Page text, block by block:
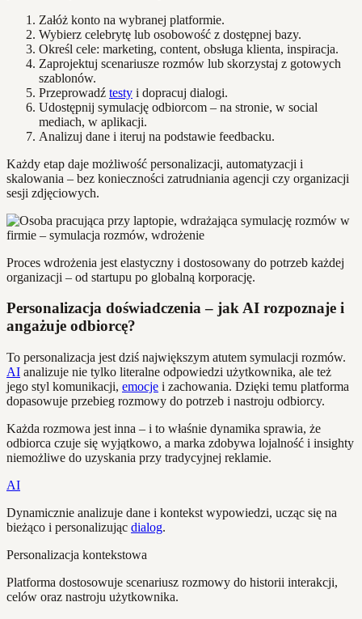
Załóż konto na wybranej platformie.
Wybierz celebrytę lub osobowość z dostępnej bazy.
Określ cele: marketing, content, obsługa klienta, inspiracja.
Zaprojektuj scenariusze rozmów lub skorzystaj z gotowych
szablonów.
Przeprowadź testy i dopracuj dialogi.
Udostępnij symulację odbiorcom – na stronie, w social
mediach, w aplikacji.
Analizuj dane i iteruj na podstawie feedbacku.
Każdy etap daje możliwość personalizacji, automatyzacji i
skalowania – bez konieczności zatrudniania agencji czy organizacji
sesji zdjęciowych.
Proces wdrożenia jest elastyczny i dostosowany do potrzeb każdej
organizacji – od startupu po globalną korporację.
Personalizacja doświadczenia – jak AI rozpoznaje i
angażuje odbiorcę?
To personalizacja jest dziś największym atutem symulacji rozmów.
AI analizuje nie tylko literalne odpowiedzi użytkownika, ale też
jego styl komunikacji, emocje i zachowania. Dzięki temu platforma
dopasowuje przebieg rozmowy do potrzeb i nastroju odbiorcy.
Każda rozmowa jest inna – i to właśnie dynamika sprawia, że
odbiorca czuje się wyjątkowo, a marka zdobywa lojalność i insighty
niemożliwe do uzyskania przy tradycyjnej reklamie.
AI
Dynamicznie analizuje dane i kontekst wypowiedzi, ucząc się na
bieżąco i personalizując dialog.
Personalizacja kontekstowa
Platforma dostosowuje scenariusz rozmowy do historii interakcji,
celów oraz nastroju użytkownika.